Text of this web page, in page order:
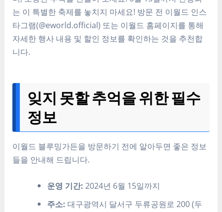
는 이 특별한 축제를 놓치지 마세요! 방문 전 이월드 인스
타그램(@eworld.official) 또는 이월드 홈페이지를 통해
자세한 행사 내용 및 할인 정보를 확인하는 것을 추천합
니다.
잊지 못할 추억을 위한 필수
정보
이월드 블루밍가든을 방문하기 전에 알아두면 좋은 정보
들을 안내해 드립니다.
운영 기간: 2024년 6월 15일까지
주소: 대구광역시 달서구 두류공원로 200 (두